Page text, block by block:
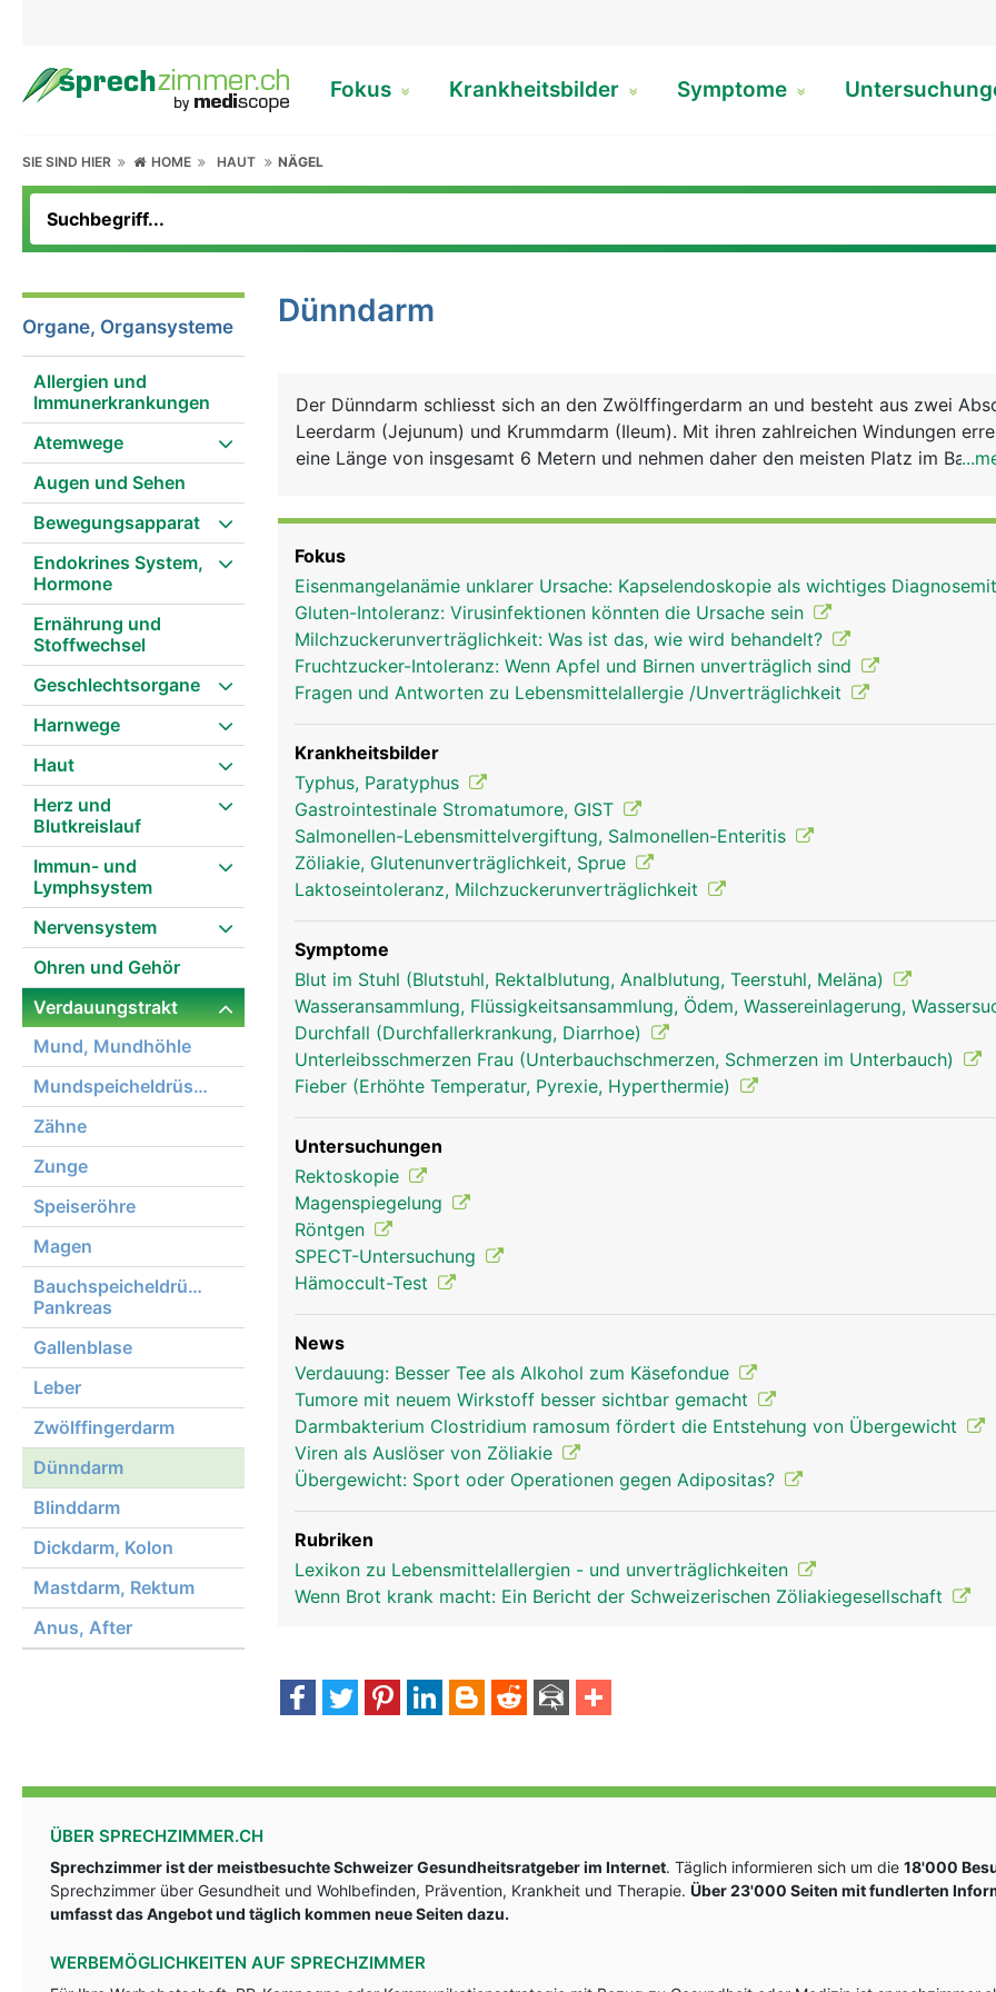
Fokus Krankheitsbilder Symptome
SIE SIND HIER HOME HAUT NÄGEL
Organe, Organsysteme
Allergien und
Immunerkrankungen
Atemwege
Augen und Sehen
Bewegungsapparat
Endokrines System,
Hormone
Ernährung und
Stoffwechsel
Geschlechtsorgane
Harnwege
Haut
Herz und
Blutkreislauf
Immun- und
Lymphsystem
Nervensystem
Ohren und Gehör
Verdauungstrakt
Mund, Mundhöhle
Mundspeicheldrüsen
Zähne
Zunge
Speiseröhre
Magen
Bauchspeicheldrüse,
Pankreas
Gallenblase
Leber
Zwölffingerdarm
Dünndarm
Blinddarm
Dickdarm, Kolon
Mastdarm, Rektum
Anus, After
Dünndarm
Der Dünndarm schliesst sich an den Zwölffingerdarm an und besteht aus zwei
Leerdarm (Jejunum) und Krummdarm (Ileum). Mit ihren zahlreichen Windungen
eine Länge von insgesamt 6 Metern und nehmen daher den meisten Platz im
Resorptionsfläche stark vergrössert wird. Die Nährstoffe gelangen über die
ins Blut und werden über die Pfortader zur Leber transportiert.
dünndarm frau dünndarm mann
Fokus
Eisenmangelanämie unklarer Ursache: Kapselendoskopie als wichtiges
Gluten-Intoleranz: Virusinfektionen könnten die Ursache sein
Milchzuckerunverträglichkeit: Was ist das, wie wird behandelt?
Fruchtzucker-Intoleranz: Wenn Apfel und Birnen unverträglich sind
Fragen und Antworten zu Lebensmittelallergie /Unverträglichkeit
Krankheitsbilder
Typhus, Paratyphus
Gastrointestinale Stromatumore, GIST
Salmonellen-Lebensmittelvergiftung, Salmonellen-Enteritis
Zöliakie, Glutenunverträglichkeit, Sprue
Laktoseintoleranz, Milchzuckerunverträglichkeit
Symptome
Blut im Stuhl (Blutstuhl, Rektalblutung, Analblutung, Teerstuhl, Meläna)
Wasseransammlung, Flüssigkeitsansammlung, Ödem, Wassereinlagerung,
Durchfall (Durchfallerkrankung, Diarrhoe)
Unterleibsschmerzen Frau (Unterbauchschmerzen, Schmerzen im Unterbauch)
Fieber (Erhöhte Temperatur, Pyrexie, Hyperthermie)
Untersuchungen
Rektoskopie
Magenspiegelung
Röntgen
SPECT-Untersuchung
Hämoccult-Test
News
Verdauung: Besser Tee als Alkohol zum Käsefondue
Tumore mit neuem Wirkstoff besser sichtbar gemacht
Darmbakterium Clostridium ramosum fördert die Entstehung von Übergewicht
Viren als Auslöser von Zöliakie
Übergewicht: Sport oder Operationen gegen Adipositas?
Rubriken
Lexikon zu Lebensmittelallergien - und unverträglichkeiten
Wenn Brot krank macht: Ein Bericht der Schweizerischen Zöliakiegesellschaft
ÜBER SPRECHZIMMER.CH
Sprechzimmer ist der meistbesuchte Schweizer Gesundheitsratgeber im Internet. Täglich informieren sich um die 18'000
Sprechzimmer über Gesundheit und Wohlbefinden, Prävention, Krankheit und Therapie. Über 23'000 Seiten mit fundlerten
umfasst das Angebot und täglich kommen neue Seiten dazu.
WERBEMÖGLICHKEITEN AUF SPRECHZIMMER